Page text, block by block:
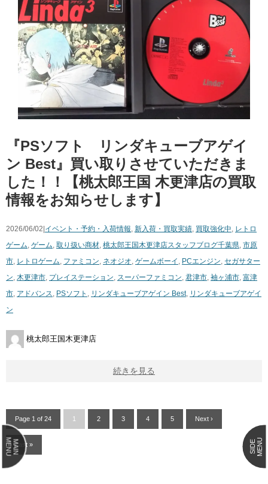
『PSソフト リンダキューブアゲイ
ン Best』買い取りさせていただきま
した！！【桃太郎王国 木更津店の買取
情報をお知らせします】
2026/06/02| イベント・予約・入荷情報, 新入荷・買取実績, 買取強化中, レトロ
ゲーム, ゲーム, 取り扱い商材, 桃太郎王国木更津店スタッフブログ千葉県, 市原
市, レトロゲーム, ファミコン, ネオジオ, ゲームボーイ , PCエンジン, セガサター
ン, 木更津市, プレイステーション, スーパーファミコン, 君津市, 袖ヶ浦市, 富津
市, アドバンス, PSソフト , リンダキューブアゲイン Best, リンダキューブアゲイ
ン
桃太郎王国木更津店
続きを見る
Page 1 of 24 1 2 3 4 5 Next ›
Last »
MAIN
MENU SIDEMENU